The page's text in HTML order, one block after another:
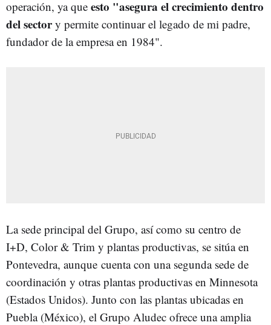
operación, ya que esto "asegura el crecimiento dentro
del sectory permite continuar el legado de mi padre,
fundador de la empresa en 1984".
La sede principal del Grupo, así como su centro de
I+D, Color & Trim y plantas productivas, se sitúa en
Pontevedra, aunque cuenta con una segunda sede de
coordinación y otras plantas productivas en Minnesota
(Estados Unidos). Junto con las plantas ubicadas en
Puebla (México), el Grupo Aludec ofrece una amplia